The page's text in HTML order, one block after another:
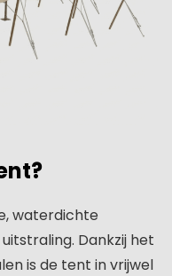
waterdichte
Dankzij het
is de tent in vrijwel